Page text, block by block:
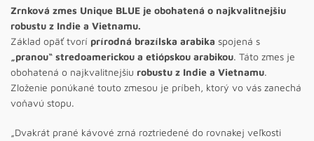
Zrnková zmes Unique BLUE je obohatená o najkvalitnejšiu
robustu z Indie a Vietnamu.
Základ opäť tvorí prírodná brazílska arabika spojená s
„pranou“ stredoamerickou a etiópskou arabikou. Táto zmes je
obohatená o najkvalitnejšiu robustu z Indie a Vietnamu.
Zloženie ponúkané touto zmesou je príbeh, ktorý vo vás zanechá
voňavú stopu.
„Dvakrát prané kávové zrná roztriedené do rovnakej veľkosti